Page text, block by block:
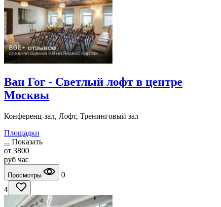
Ван Гог - Светлый лофт в центре
Москвы
Конференц-зал, Лофт, Тренинговый зал
Площадки
... Показать
от 3800
руб час
Просмотры
0
4